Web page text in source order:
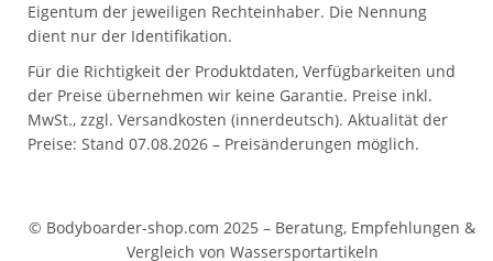
Eigentum der jeweiligen Rechteinhaber. Die Nennung
dient nur der Identifikation.
Für die Richtigkeit der Produktdaten, Verfügbarkeiten und
der Preise übernehmen wir keine Garantie. Preise inkl.
MwSt., zzgl. Versandkosten (innerdeutsch). Aktualität der
Preise: Stand 07.08.2026 – Preisänderungen möglich.
© Bodyboarder-shop.com 2025 – Beratung, Empfehlungen &
Vergleich von Wassersportartikeln